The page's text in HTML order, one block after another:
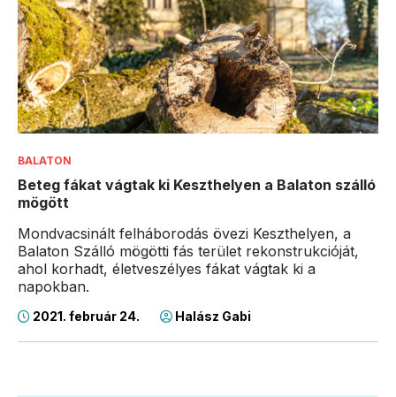
BALATON
Beteg fákat vágtak ki Keszthelyen a Balaton szálló
mögött
Mondvacsinált felháborodás övezi Keszthelyen, a
Balaton Szálló mögötti fás terület rekonstrukcióját,
ahol korhadt, életveszélyes fákat vágtak ki a
napokban.
2021. február 24. Halász Gabi